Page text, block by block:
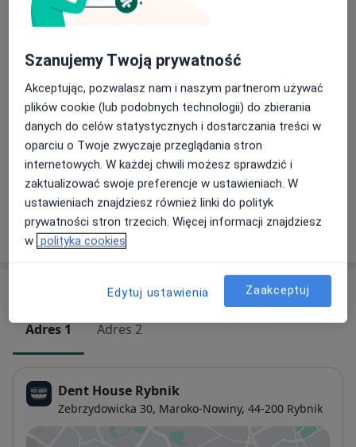
Od 180 zł
Konsultacja endodontyczna
200 zł Szczegóły
Leczenie endodontyczne
Szczegóły
+ 2 usługi
W jaki sposób ustalane są ceny?
Adres 1 Adres 2
Dent House Rybnik
Zebrzydowicka 30, Maroko-Nowiny, 44-200 Rybnik
Szanujemy Twoją prywatność
Akceptując, pozwalasz nam i naszym partnerom używać
plików cookie (lub podobnych technologii) do zbierania
danych do celów statystycznych i dostarczania treści w
oparciu o Twoje zwyczaje przeglądania stron
internetowych. W każdej chwili możesz sprawdzić i
zaktualizować swoje preferencje w ustawieniach. W
ustawieniach znajdziesz również linki do polityk
prywatności stron trzecich. Więcej informacji znajdziesz
w polityka cookies
Edytuj ustawienia Zaakceptuj